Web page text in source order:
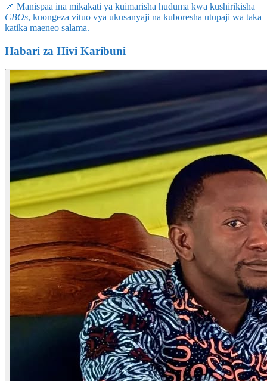
📌 Manispaa ina mikakati ya kuimarisha huduma kwa kushirikisha
CBOs, kuongeza vituo vya ukusanyaji na kuboresha utupaji wa taka
katika maeneo salama.
Habari za Hivi Karibuni